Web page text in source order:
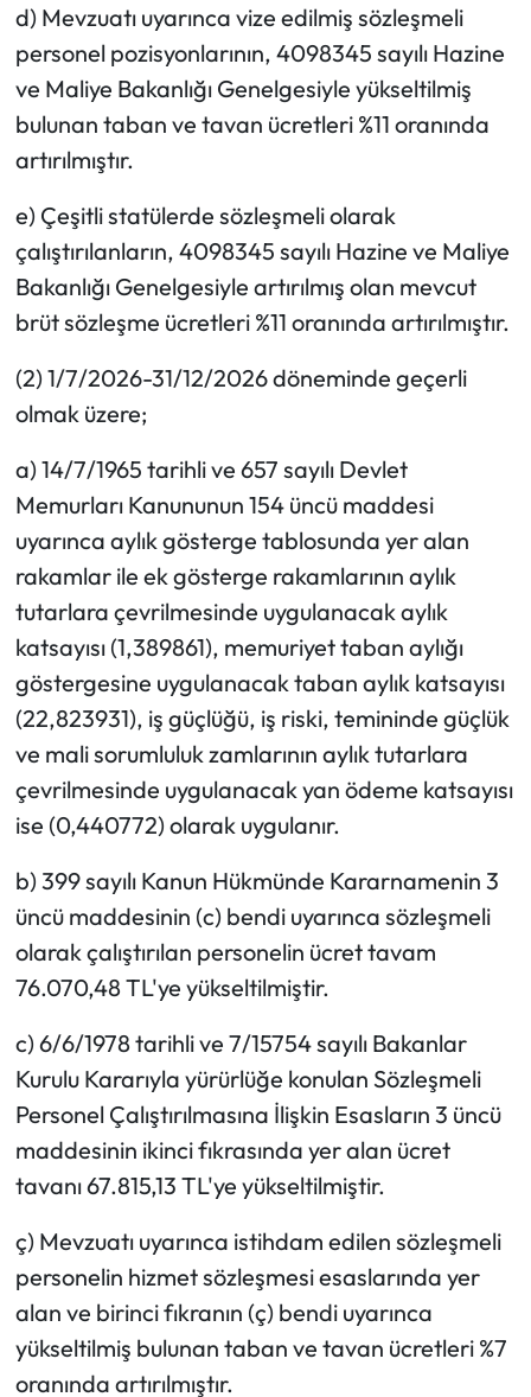
d) Mevzuatı uyarınca vize edilmiş sözleşmeli
personel pozisyonlarının, 4098345 sayılı Hazine
ve Maliye Bakanlığı Genelgesiyle yükseltilmiş
bulunan taban ve tavan ücretleri %11 oranında
artırılmıştır.
e) Çeşitli statülerde sözleşmeli olarak
çalıştırılanların, 4098345 sayılı Hazine ve Maliye
Bakanlığı Genelgesiyle artırılmış olan mevcut
brüt sözleşme ücretleri %11 oranında artırılmıştır.
(2) 1/7/2026-31/12/2026 döneminde geçerli
olmak üzere;
a) 14/7/1965 tarihli ve 657 sayılı Devlet
Memurları Kanununun 154 üncü maddesi
uyarınca aylık gösterge tablosunda yer alan
rakamlar ile ek gösterge rakamlarının aylık
tutarlara çevrilmesinde uygulanacak aylık
katsayısı (1,389861), memuriyet taban aylığı
göstergesine uygulanacak taban aylık katsayısı
(22,823931), iş güçlüğü, iş riski, temininde güçlük
ve mali sorumluluk zamlarının aylık tutarlara
çevrilmesinde uygulanacak yan ödeme katsayısı
ise (0,440772) olarak uygulanır.
b) 399 sayılı Kanun Hükmünde Kararnamenin 3
üncü maddesinin (c) bendi uyarınca sözleşmeli
olarak çalıştırılan personelin ücret tavam
76.070,48 TL'ye yükseltilmiştir.
c) 6/6/1978 tarihli ve 7/15754 sayılı Bakanlar
Kurulu Kararıyla yürürlüğe konulan Sözleşmeli
Personel Çalıştırılmasına İlişkin Esasların 3 üncü
maddesinin ikinci fıkrasında yer alan ücret
tavanı 67.815,13 TL'ye yükseltilmiştir.
ç) Mevzuatı uyarınca istihdam edilen sözleşmeli
personelin hizmet sözleşmesi esaslarında yer
alan ve birinci fıkranın (ç) bendi uyarınca
yükseltilmiş bulunan taban ve tavan ücretleri %7
oranında artırılmıştır.